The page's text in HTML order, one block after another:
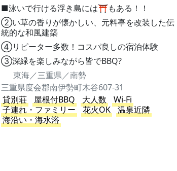
■泳いで行ける浮き島には⛩️もある！！
②い草の香りが懐かしい、元料亭を改装した伝
統的な和風建築
④リピーター多数！コスパ良しの宿泊体験
③深緑を楽しみながら皆でBBQ?
東海／三重県／南勢
三重県度会郡南伊勢町木谷607-31
貸別荘
屋根付BBQ 大人数
Wi-Fi
子連れ・ファミリー
花火OK
温泉近隣
海沿い・海水浴